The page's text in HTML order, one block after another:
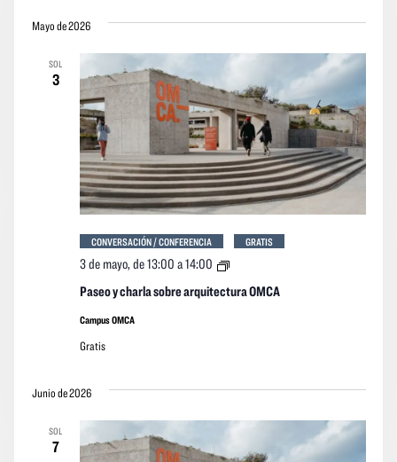
Mayo de 2026
SOL
3
Paseo y charla sobre arquitectura OMCA
3 de mayo, de 13:00 a14:00
Paseo
charla
CONVERSACIÓN / CONFERENCIA GRATIS
Campus OMCA
Gratis
Junio de 2026
SOL
7